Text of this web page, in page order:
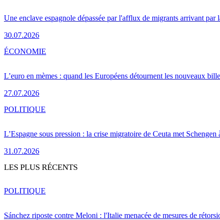
Une enclave espagnole dépassée par l'afflux de migrants arrivant par
30.07.2026
L’euro en mèmes : quand les Européens détournent les nouveaux
27.07.2026
ÉCONOMIE
L’Espagne sous pression : la crise migratoire de Ceuta met Schengen
31.07.2026
POLITIQUE
LES PLUS RÉCENTS
Sánchez riposte contre Meloni : l'Italie menacée de mesures de
POLITIQUE